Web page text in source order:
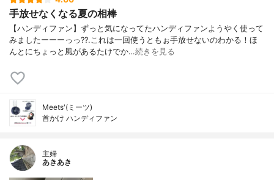
手放せなくなる夏の相棒
【ハンディファン】ずっと気になってたハンディファンようやく使って
みましたーーーっっ??.これは一回使うともぉ手放せないのわかる！ほ
んとにちょっと風があるたけでか…続きを見る
Meets'(ミーツ)
首かけ ハンディファン
主婦
あきあき